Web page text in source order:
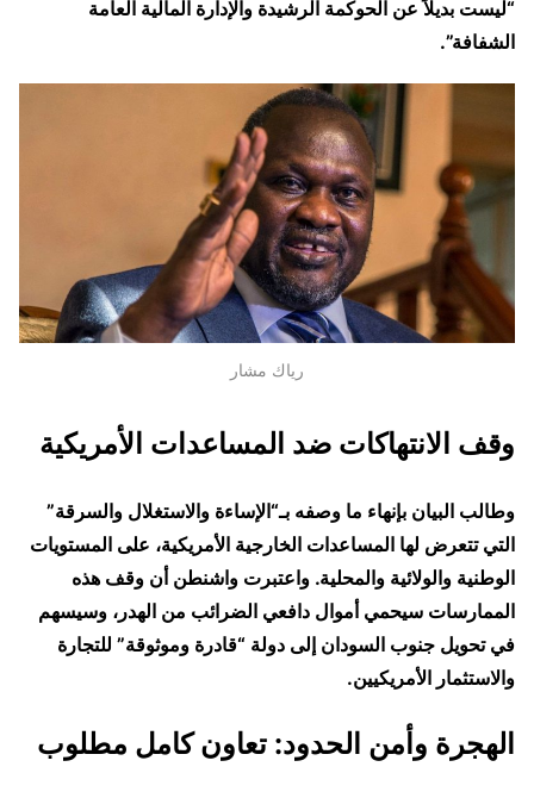
“ليست بديلاً عن الحوكمة الرشيدة والإدارة المالية العامة
الشفافة”.
رياك مشار
وقف الانتهاكات ضد المساعدات الأمريكية
وطالب البيان بإنهاء ما وصفه بـ“الإساءة والاستغلال والسرقة”
التي تتعرض لها المساعدات الخارجية الأمريكية، على المستويات
الوطنية والولائية والمحلية. واعتبرت واشنطن أن وقف هذه
الممارسات سيحمي أموال دافعي الضرائب من الهدر، وسيسهم
في تحويل جنوب السودان إلى دولة “قادرة وموثوقة” للتجارة
والاستثمار الأمريكيين.
الهجرة وأمن الحدود: تعاون كامل مطلوب